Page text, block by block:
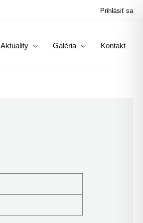
Prihlásiť sa
Aktuality Galéria Kontakt